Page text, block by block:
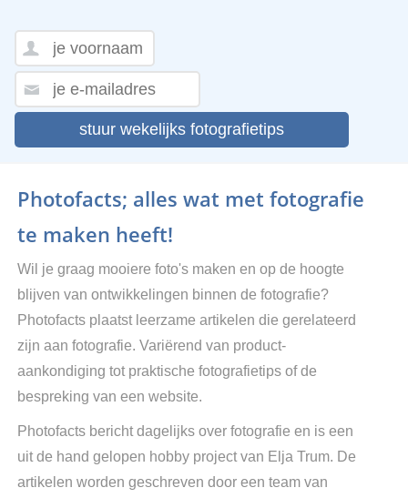
stuur wekelijks fotografietips
Photofacts; alles wat met fotografie
te maken heeft!
Wil je graag mooiere foto's maken en op de hoogte
blijven van ontwikkelingen binnen de fotografie?
Photofacts plaatst leerzame artikelen die gerelateerd
zijn aan fotografie. Variërend van product-
aankondiging tot praktische fotografietips of de
bespreking van een website.
Photofacts bericht dagelijks over fotografie en is een
uit de hand gelopen hobby project van Elja Trum. De
artikelen worden geschreven door een team van